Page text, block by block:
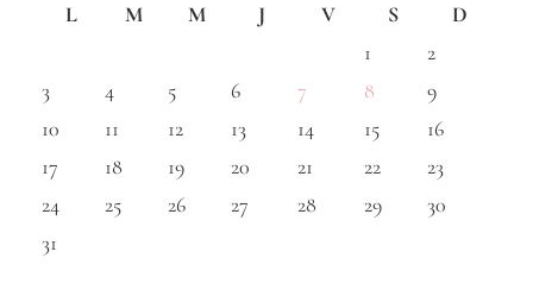
L
M M J V S
D
1
2
3
4 5 6 7 8
9
10
11 12 13 14 15
16
17
18 19 20 21 22
23
24
25 26 27 28 29
30
31